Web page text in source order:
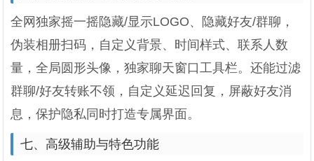
全网独家摇一摇隐藏/显示LOGO、隐藏好友/群聊，
伪装相册扫码，自定义背景、时间样式、联系人数
量，全局圆形头像，独家聊天窗口工具栏。还能过滤
群聊/好友转账不领，自定义延迟回复，屏蔽好友消
息，保护隐私同时打造专属界面。
七、高级辅助与特色功能